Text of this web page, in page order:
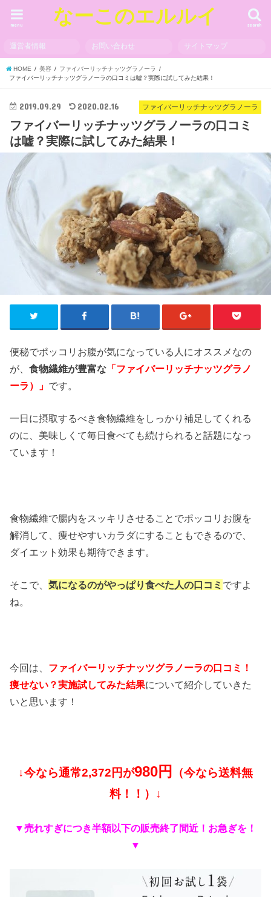
なーこのエルルイ search
menu
運営者情報 お問い合わせ サイトマップ
HOME 美容
ファイバーリッチナッツグラノーラ
ファイバーリッチナッツグラノーラの口コミは嘘？実際に試してみた結果！
ファイバーリッチナッツグラノーラ
2019.09.29 2020.02.16
ファイバーリッチナッツグラノーラの口コミ
は嘘？実際に試してみた結果！
便秘でポッコリお腹が気になっている人にオススメなの
が、食物繊維が豊富な 「ファイバーリッチナッツグラノ
ーラ）」 です。
一日に摂取するべき食物繊維をしっかり補足してくれる
のに、美味しくて毎日食べても続けられると話題になっ
ています！
食物繊維で腸内をスッキリさせることでポッコリお腹を
解消して、痩せやすいカラダにすることもできるので、
ダイエット効果も期待できます。
そこで、気になるのがやっぱり食べた人の口コミ ですよ
ね。
今回は、 ファイバーリッチナッツグラノーラの口コミ！
痩せない？実施試してみた結果について紹介していきた
いと思います！
↓今なら通常2,372円が980円
（今なら送料無
料！！）↓
▼売れすぎにつき半額以下の販売終了間近！お急ぎを！
▼